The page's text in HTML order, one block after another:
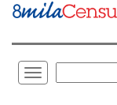
Vai
direttamente
Toggle
navigation